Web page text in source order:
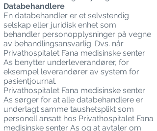
Databehandlere
En databehandler er et selvstendig
selskap eller juridisk enhet som
behandler personopplysninger på vegne
av behandlingsansvarlig. Dvs. når
Privathospitalet Fana medisinske senter
As benytter underleverandører, for
eksempel leverandører av system for
pasientjournal.
Privathospitalet Fana medisinske senter
As sørger for at alle databehandlere er
underlagt samme taushetsplikt som
personell ansatt hos Privathospitalet Fana
medisinske senter As og at avtaler om